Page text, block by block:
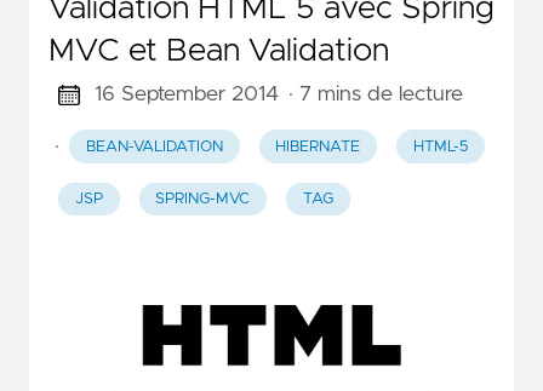
Validation HTML 5 avec Spring
MVC et Bean Validation
16 September 2014 · 7 mins de lecture
· BEAN-VALIDATION HIBERNATE HTML-5
JSP SPRING-MVC TAG